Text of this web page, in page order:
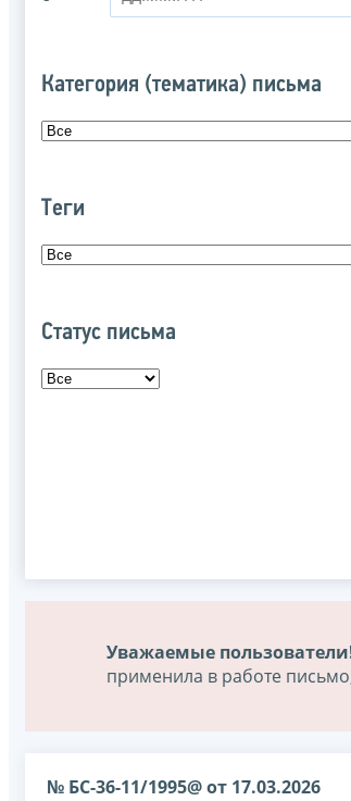
Категория (тематика) письма
Теги
Статус письма
Уважаемые
применила в работе
№ БС-36-11/1995@ от 17.03.2026